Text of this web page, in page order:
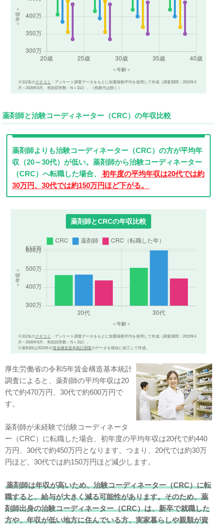
※312名のクチコミ ・アンケート調査データをもとに加重移動平均を使用して作成（調査期間：2015年4
月～2026年8月、有効回答数：N＝312）。（残業代は除く）
薬剤師と治験コーディネーター（CRC）の年収比較
薬剤師よりも治験コーディネーター（CRC）の方が平均年
収（20～30代）が低い。薬剤師から治験コーディネーター
（CRC）へ転職した場合、
初年度の平均年収は20代では約
30万円、30代では約150万円ほど下がる。
薬剤師とCRCの年収比較
※312名のクチコミ ・アンケート調査データをもとに加重移動平均を使用して作成（調査期間：2015年4
月～2026年8月、有効回答数：N＝312）。
※薬剤師は2023年の賃金構造基本統計調査のデータを独自に加工して作成。
厚生労働省の令和5年賃金構造基本統計
調査によると、薬剤師の平均年収は20
代で約470万円、30代で約600万円で
す。
薬剤師が未経験で治験コーディネータ
ー（CRC）に転職した場合、初年度の平均年収は20代で約440
万円、30代で約450万円となります。つまり、20代では約30万
円ほど、30代では約150万円ほど減少します。
薬剤師は年収が高いため、治験コーディネーター（CRC）に転
職すると、給与が大きく減る可能性があります。そのため、薬
剤師出身の治験コーディネーター（CRC）は、新卒で就職した
方や、年収が低い地方に住んでいる方、実家暮らしや親類が資